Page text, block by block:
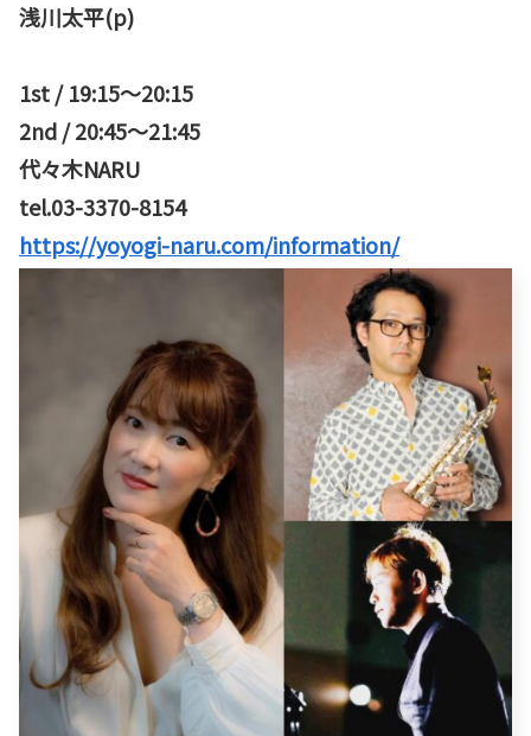
浅川太平(p)
1st / 19:15～20:15
2nd / 20:45～21:45
代々木NARU
tel.03-3370-8154
https://yoyogi-naru.com/information/